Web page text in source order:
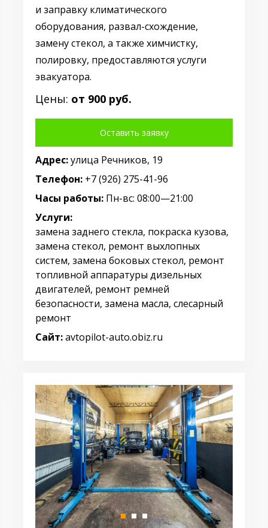
и заправку климатического
оборудования, развал-схождение,
замену стекол, а также химчистку,
полировку, предоставляются услуги
эвакуатора.
Цены: от 900 руб.
Оставить заявку
Адрес:улица Речников, 19
Телефон: +7 (926) 275-41-96
Часы работы: Пн-вс: 08:00—21:00
Услуги:
замена заднего стекла, покраска кузова,
замена стекол, ремонт выхлопных
систем, замена боковых стекол, ремонт
топливной аппаратуры дизельных
двигателей, ремонт ремней
безопасности, замена масла, слесарный
ремонт
Сайт:avtopilot-auto.obiz.ru